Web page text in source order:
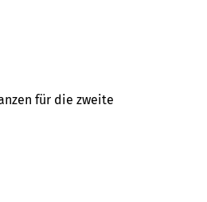
für die zweite